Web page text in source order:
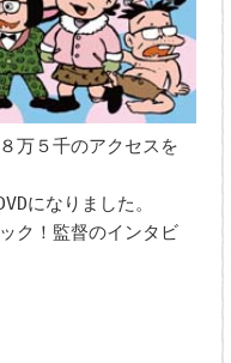
万５千のアクセスを
になりました。
ク！監督のインタビ